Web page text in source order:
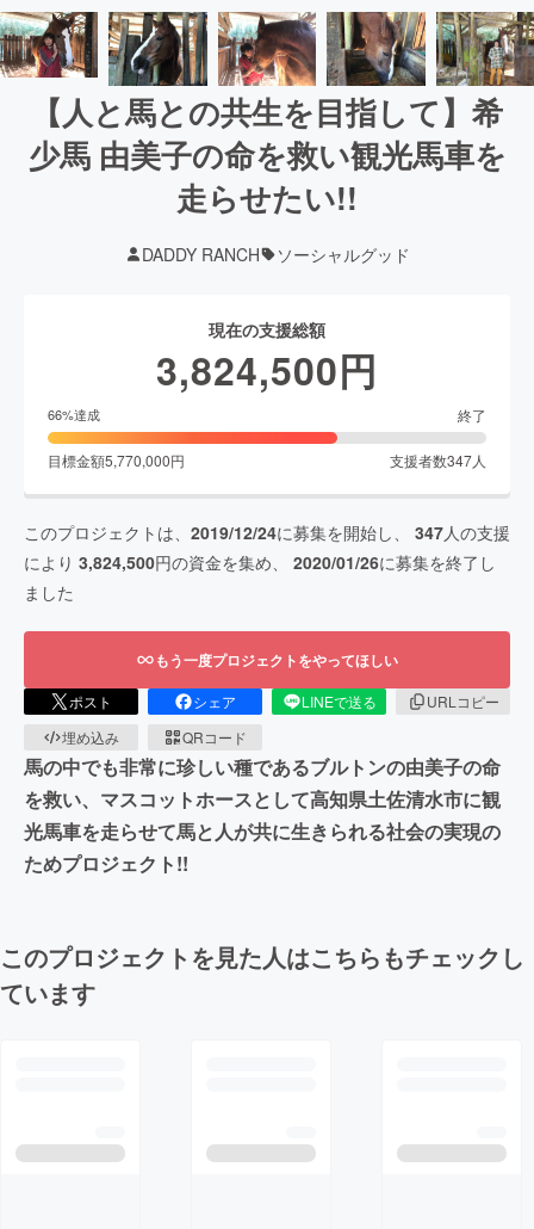
【人と馬との共生を目指して】希
少馬 由美子の命を救い観光馬車を
走らせたい!!
DADDY RANCH ソーシャルグッド
現在の支援総額
3,824,500円
66%達成 終了
目標金額5,770,000円 支援者数347人
このプロジェクトは、 2019/12/24に募集を開始し、 347人の支援
により 3,824,500円の資金を集め、 2020/01/26に募集を終了し
ました
もう一度プロジェクトをやってほしい
ポスト シェア LINEで送る
URLコピー
埋め込み
QRコード
馬の中でも非常に珍しい種であるブルトンの由美子の命
を救い、マスコットホースとして高知県土佐清水市に観
光馬車を走らせて馬と人が共に生きられる社会の実現の
ためプロジェクト!!
このプロジェクトを見た人はこちらもチェックし
ています